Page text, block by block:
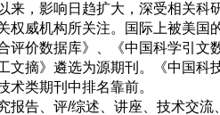
，影响日趋扩大，深受相关科
权威机构所关注。国际上被美国
评价数据库》、《中国科学引文
文摘》遴选为源期刊。《中国
术类期刊中排名靠前。
报告、评/综述、讲座、技术交流